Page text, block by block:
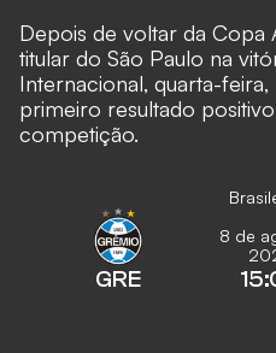
Depois de voltar da Copa
titular do São Paulo na
Internacional, quarta-
primeiro resultado
competição.
GRE
8 de